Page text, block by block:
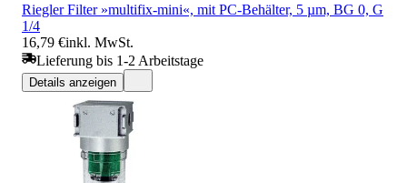
Riegler Filter »multifix-mini«, mit PC-Behälter, 5 µm, BG 0, G
1/4
16,79 €inkl. MwSt.
Lieferung bis 1-2 Arbeitstage
Details anzeigen